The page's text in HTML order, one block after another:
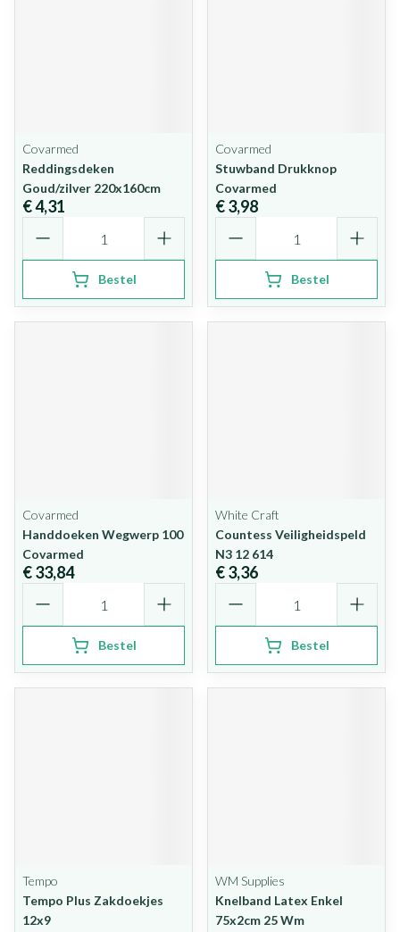
Covarmed
Reddingsdeken
Goud/zilver 220x160cm
€ 4,31
Bestel
Covarmed
Stuwband Drukknop
Covarmed
€ 3,98
Bestel
Covarmed
Handdoeken Wegwerp 100
Covarmed
€ 33,84
Bestel
White Craft
Countess Veiligheidspeld
N3 12 614
€ 3,36
Bestel
Tempo
Tempo Plus Zakdoekjes
12x9
WM Supplies
Knelband Latex Enkel
75x2cm 25 Wm